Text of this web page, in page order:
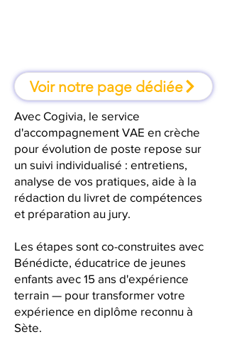
Voir notre page dédiée
Avec Cogivia, le service
d'accompagnement VAE en crèche
pour évolution de poste repose sur
un suivi individualisé : entretiens,
analyse de vos pratiques, aide à la
rédaction du livret de compétences
et préparation au jury.
Les étapes sont co-construites avec
Bénédicte, éducatrice de jeunes
enfants avec 15 ans d'expérience
terrain — pour transformer votre
expérience en diplôme reconnu à
Sète.